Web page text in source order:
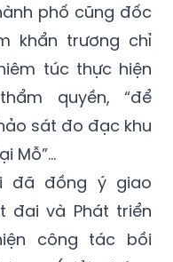
phố cũng đốc
khẩn trương chỉ
túc thực hiện
quyền, “để
sát đo đạc khu
Mỗ”…
đã đồng ý giao
đai và Phát triển
công tác bồi